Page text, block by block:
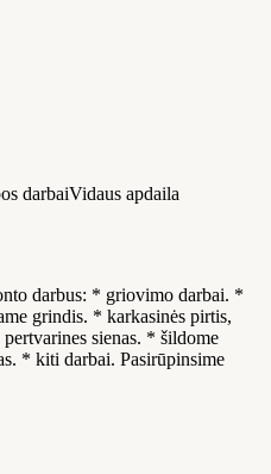
darbaiVidaus apdaila
darbus: * griovimo darbai. *
grindis. * karkasinės pirtis,
sienas. * šildome
* kiti darbai. Pasirūpinsime